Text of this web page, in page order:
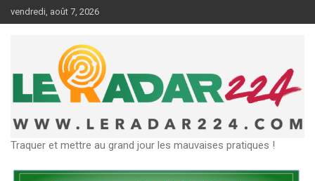
au
vendredi, août 7, 2026
Traquer et mettre au grand jour les mauvaises pratiques !